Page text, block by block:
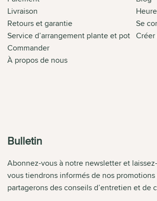
Livraison
Retours et garantie
Service d’arrangement plante et pot
Commander
À propos de nous
Se
Bulletin
Abonnez-vous à notre newsletter et
vous tiendrons informés de nos
partagerons des conseils d’entretien et de